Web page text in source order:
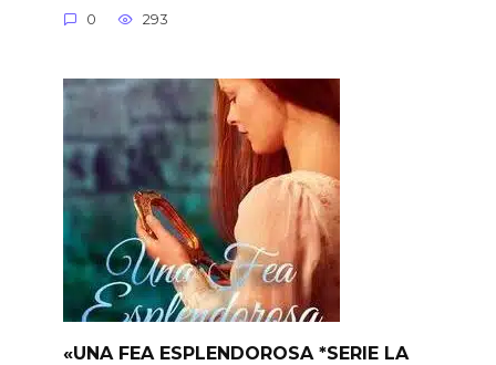
0 293
«UNA FEA ESPLENDOROSA *SERIE LA